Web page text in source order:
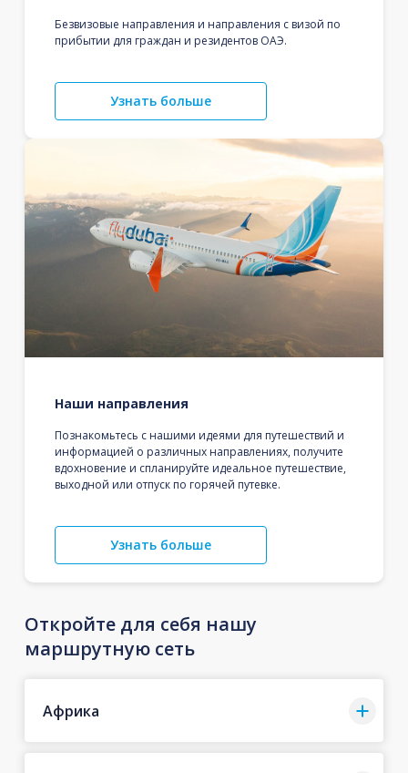
Безвизовые направления и направления с визой по
прибытии для граждан и резидентов ОАЭ.
Узнать больше
Наши направления
Познакомьтесь с нашими идеями для путешествий и
информацией о различных направлениях, получите
вдохновение и спланируйте идеальное путешествие,
выходной или отпуск по горячей путевке.
Узнать больше
Откройте для себя нашу
маршрутную сеть
Африка